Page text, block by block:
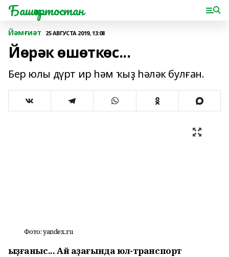
Башҡортостан
Йәмғиәт 25 АВГУСТА 2019, 13:08
Йөрәк өшөткөс...
Бер юлы дүрт ир һәм ҡыҙ һәләк булған.
Фото: yandex.ru
Ҡыҙғаныс... Ай аҙағында юл-транспорт